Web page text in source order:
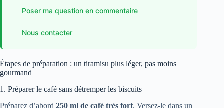
Poser ma question en commentaire
Nous contacter
Étapes de préparation : un tiramisu plus léger, pas moins
gourmand
1. Préparer le café sans détremper les biscuits
Préparez d’abord 250 ml de café très fort. Versez-le dans un